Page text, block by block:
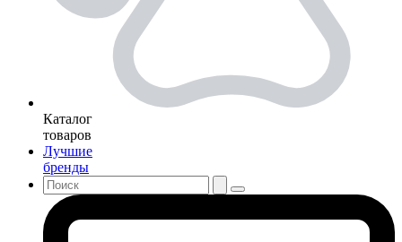
Каталог
товаров
Лучшие
бренды